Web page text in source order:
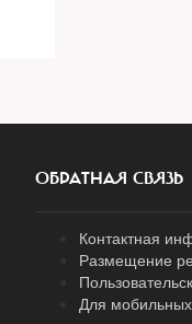
ОБРАТНАЯ СВЯЗЬ
Контактная
Размещение
Для мобильных